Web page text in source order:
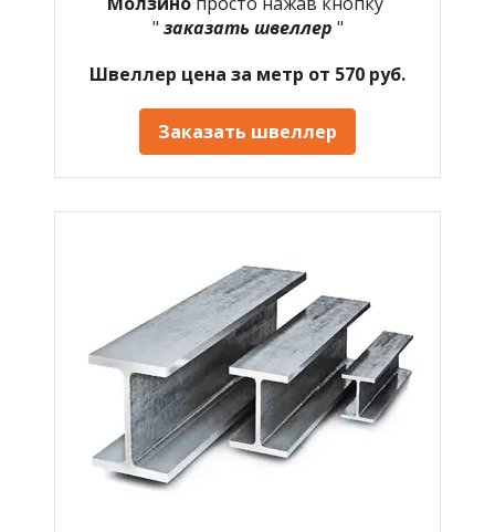
" заказать швеллер "
Швеллер цена за метр от 570 руб.
Заказать швеллер